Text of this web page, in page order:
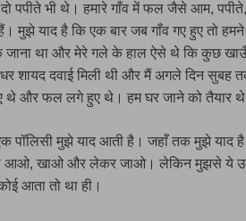
पपीते भी थे। हमारे गाँव में फल जैसे आम,
मुझे याद है कि एक बार जब गाँव गए हुए तो
जाना था और मेरे गले के हाल ऐसे थे कि कुछ
शायद दवाई मिली थी और मैं अगले दिन सुबह
थे और फल लगे हुए थे। हम घर जाने को तैयार
पॉलिसी मुझे याद आती है। जहाँ तक मुझे याद है
आओ, खाओ और लेकर जाओ। लेकिन मुझसे ये
आता तो था ही।